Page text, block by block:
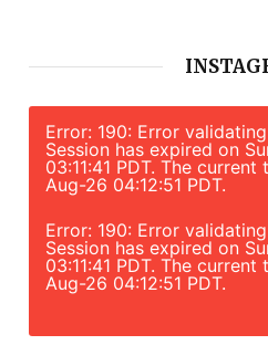
Error: 190: Error
Session has expired on
03:11:41 PDT. The
Aug-26 04:12:51 PDT.
Error: 190: Error
Session has expired on
03:11:41 PDT. The
Aug-26 04:12:51 PDT.